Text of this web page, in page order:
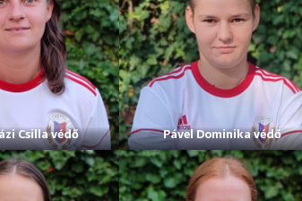
Csilla védő Pável Dominika védő